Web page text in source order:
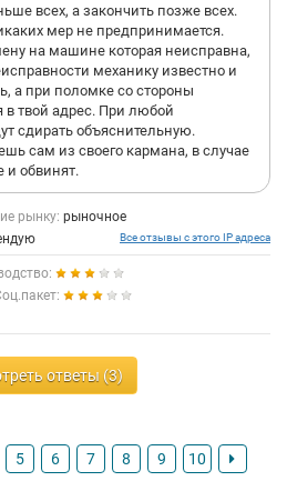
всех, а закончить позже всех.
мер не предпринимается.
на машине которая неисправна,
механику известно и
а при поломке со стороны
в твой адрес. При любой
сдирать объяснительную.
сам из своего кармана, в случае
и обвинят.
рынку: рыночное
Все отзывы с этого IP адреса
ответы (3)
5 6 7 8 9 10